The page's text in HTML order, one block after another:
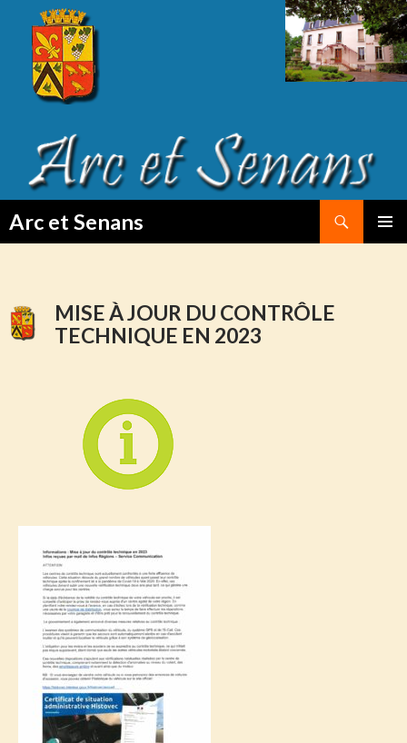
Arc et Senans
MISE À JOUR DU CONTRÔLE
TECHNIQUE EN 2023